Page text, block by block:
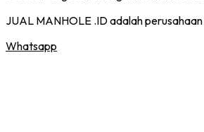
JUAL MANHOLE .ID adalah
Whatsapp